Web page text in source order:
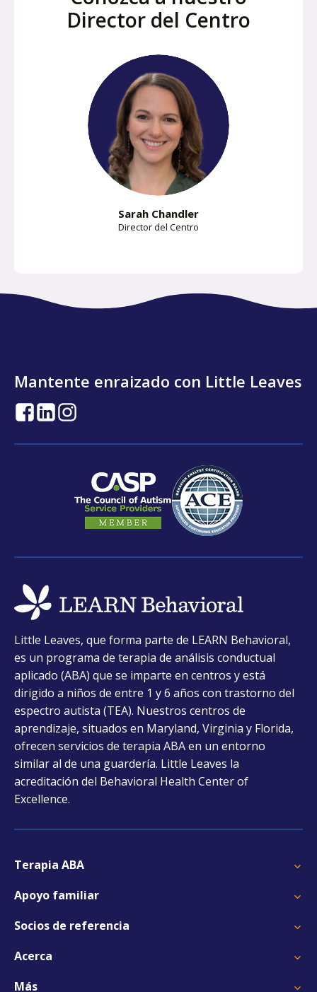
Director del Centro
Sarah Chandler
Director del Centro
Mantente enraizado con Little Leaves
opens
in
a
opens
in
a
opens
in
a
in
a
new
tab
Little Leaves, que forma parte de LEARN Behavioral,
es un programa de terapia de análisis conductual
aplicado (ABA) que se imparte en centros y está
dirigido a niños de entre 1 y 6 años con trastorno del
espectro autista (TEA). Nuestros centros de
aprendizaje, situados en Maryland, Virginia y Florida,
ofrecen servicios de terapia ABA en un entorno
similar al de una guardería. Little Leaves la
acreditación del Behavioral Health Center of
Excellence.
Terapia ABA
Apoyo familiar
Socios de referencia
Acerca
Más